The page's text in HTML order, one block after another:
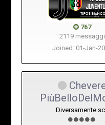
767
2119 messaggi
Joined: 01-Jan-
Diversamente